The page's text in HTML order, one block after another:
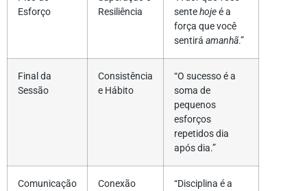
Esforço
Resiliência
sentehojeé a
força que você
sentirá amanhã.”
Final da
Sessão
Consistência
e Hábito
“O sucesso é a
soma de
pequenos
esforços
repetidos dia
após dia.”
Comunicação
Conexão
“Disciplina é a